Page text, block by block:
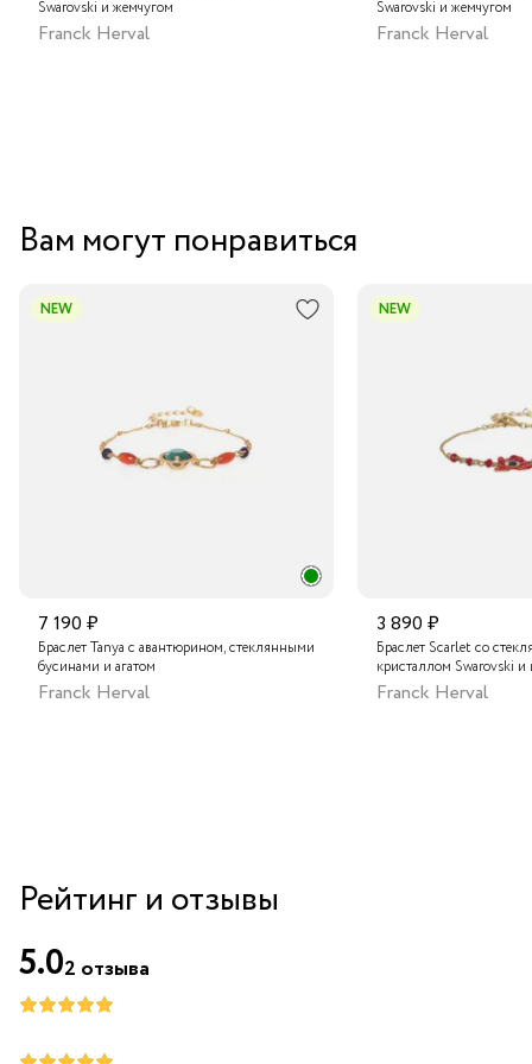
Swarovski и жемчугом
Franck Herval
Swarovski и жемчугом
Franck Herval
Вам могут понравиться
NEW
7 190 ₽
Браслет Tanya с авантюрином, стеклянными
бусинами и агатом
Franck Herval
NEW
3 890 ₽
Браслет Scarlet со
кристаллом Swarovski
Franck Herval
Рейтинг и отзывы
5.02 отзыва